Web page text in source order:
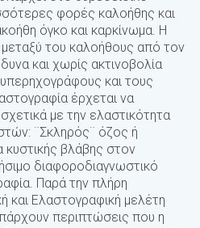
φορές καλοήθης και
όγκο και καρκίνωμα. Η
μεταξύ του καλοήθους από τον
και χωρίς ακτινοβολία
και τους
έρχεται να
με την ελαστικότητα
¨Σκληρός¨ όζος ή
κυστικής βλάβης στον
διαφοροδιαγνωστικό
Παρά την πλήρη
και Ελαστογραφική μελέτη
περιπτώσεις που η